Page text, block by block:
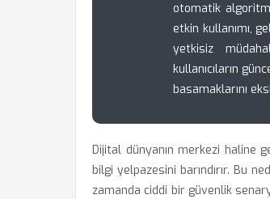
otomatik
etkin kullanımı,
yetkisiz
kullanıcıların
basamaklarını
Dijital dünyanın merkezi haline
bilgi yelpazesini barındırır. Bu
zamanda ciddi bir güvenlik